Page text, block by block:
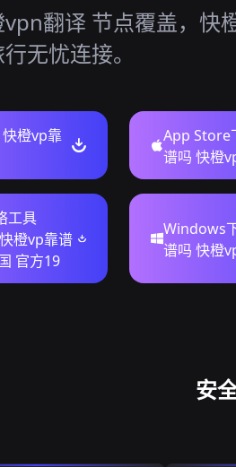
翻译 节点覆盖，快
无忧连接。
橙vp靠
App Store
谱吗 快橙
工具
橙vp靠谱
官方19
Windows
谱吗 快橙
安